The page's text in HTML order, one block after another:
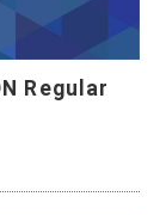
Regular